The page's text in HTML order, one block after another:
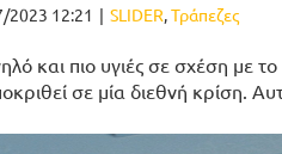
2023 12:21 | SLIDER,Τράπεζες
και πιο υγιές σε σχέση με
σε μία διεθνή κρίση.